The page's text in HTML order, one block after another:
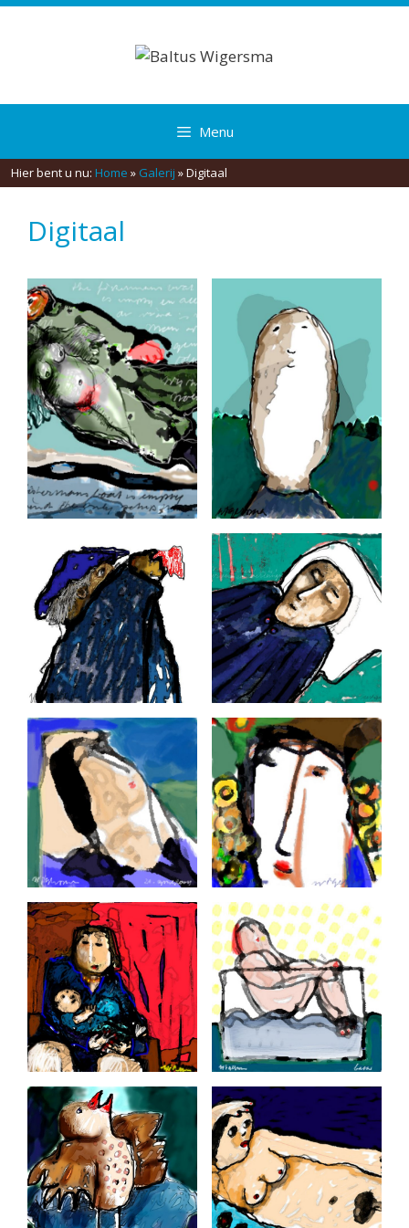
Spring
Menu
Hier bent u nu: Home » Galerij »Digitaal
Digitaal